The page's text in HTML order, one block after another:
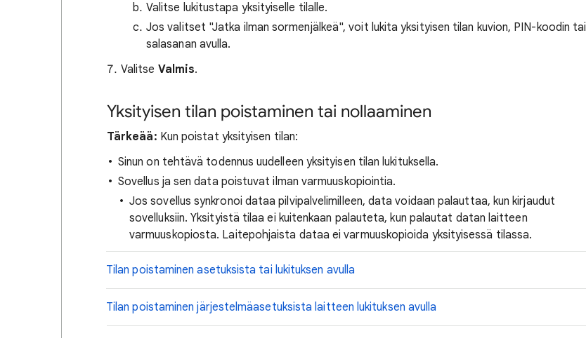
Valitse lukitustapa yksityiselle tilalle.
Jos valitset "Jatka ilman sormenjälkeä", voit lukita yksityisen tilan kuvion, PIN-koodin tai
salasanan avulla.
Valitse Valmis.
Yksityisen tilan poistaminen tai nollaaminen
Tärkeää: Kun poistat yksityisen tilan:
Sinun on tehtävä todennus uudelleen yksityisen tilan lukituksella.
Sovellus ja sen data poistuvat ilman varmuuskopiointia.
Jos sovellus synkronoi dataa pilvipalvelimilleen, data voidaan palauttaa, kun kirjaudut
sovelluksiin. Yksityistä tilaa ei kuitenkaan palauteta, kun palautat datan laitteen
varmuuskopiosta. Laitepohjaista dataa ei varmuuskopioida yksityisessä tilassa.
Tilan poistaminen asetuksista tai lukituksen avulla
Tilan poistaminen järjestelmäasetuksista laitteen lukituksen avulla